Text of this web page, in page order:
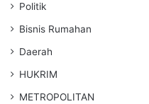
Politik
Bisnis Rumahan
Daerah
HUKRIM
METROPOLITAN